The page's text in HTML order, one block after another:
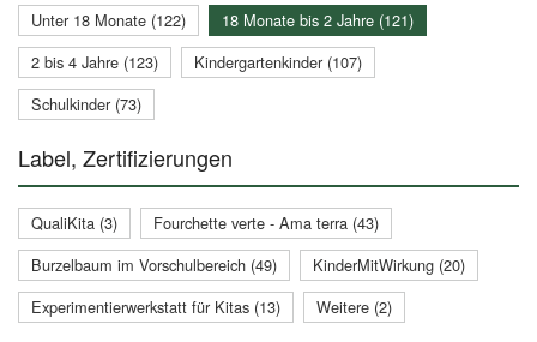
Unter 18 Monate (122)
18 Monate bis 2 Jahre (121)
2 bis 4 Jahre (123)
Kindergartenkinder (107)
Schulkinder (73)
Label, Zertifizierungen
QualiKita (3)
Fourchette verte - Ama terra (43)
Burzelbaum im Vorschulbereich (49)
KinderMitWirkung (20)
Experimentierwerkstatt für Kitas (13)
Weitere (2)